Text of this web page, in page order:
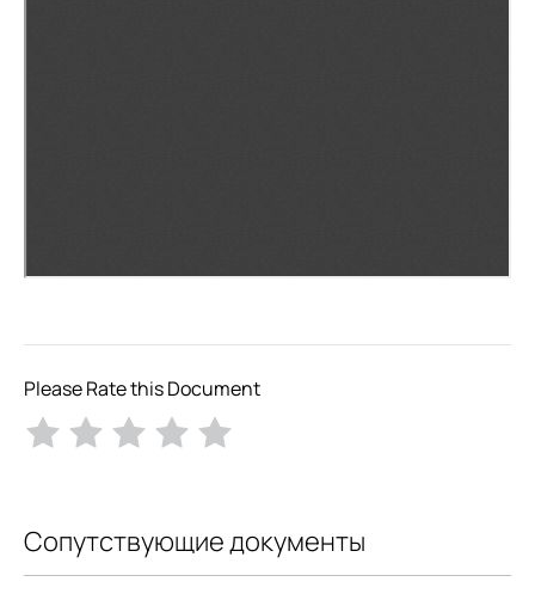
Please Rate this Document
Сопутствующие документы